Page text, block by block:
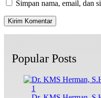
Simpan nama, email, dan
Popular Posts
1